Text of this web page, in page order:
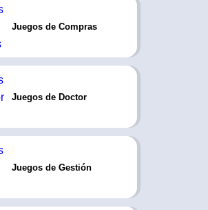
Juegos de Compras
Juegos de Doctor
Juegos de Gestión